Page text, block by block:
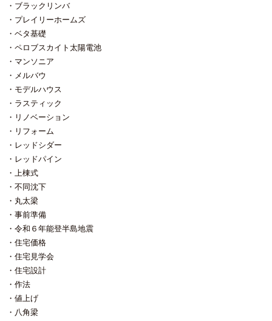
ブラックリンバ
プレイリーホームズ
ベタ基礎
ペロブスカイト太陽電池
マンソニア
メルバウ
モデルハウス
ラスティック
リノベーション
リフォーム
レッドシダー
レッドパイン
上棟式
不同沈下
丸太梁
事前準備
令和６年能登半島地震
住宅価格
住宅見学会
住宅設計
作法
値上げ
八角梁